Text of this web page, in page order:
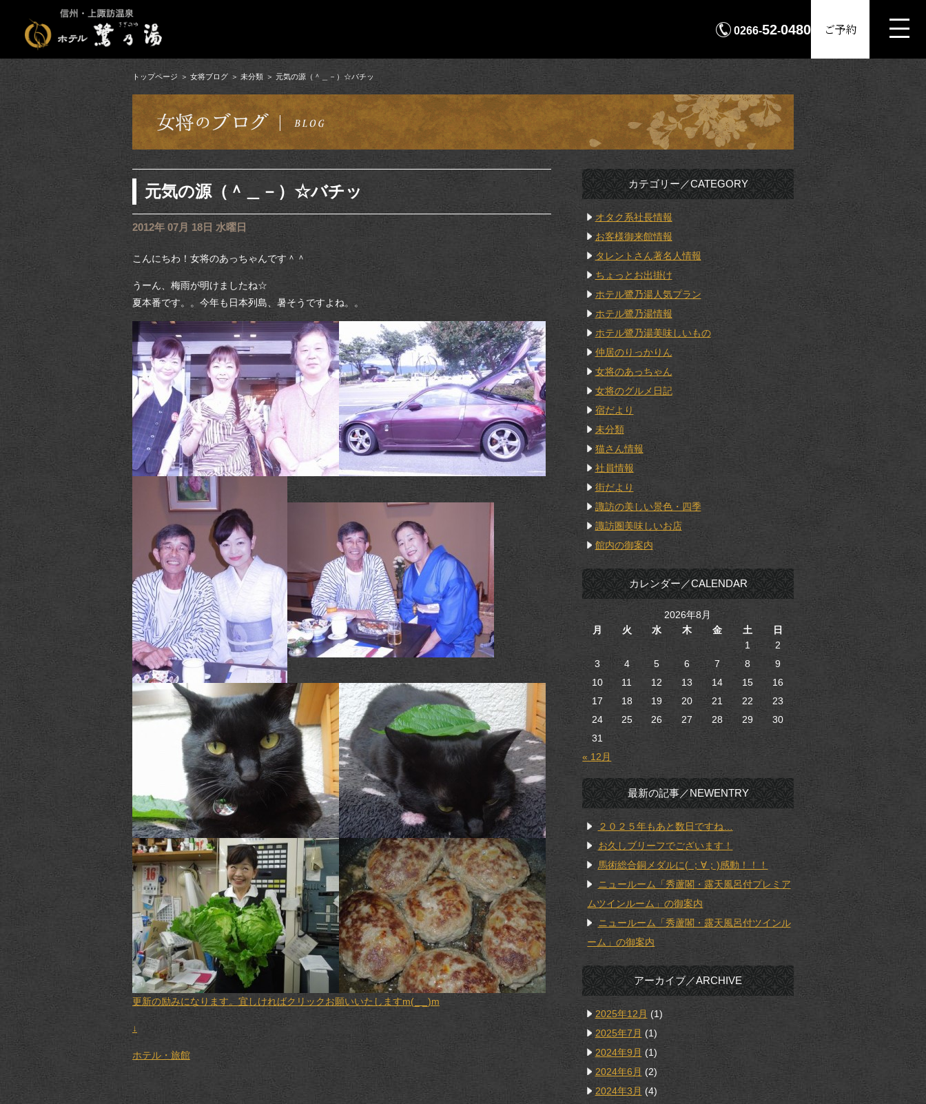
0266-52-0480 ご予約
トップページ 女将ブログ 未分類 元気の源（＾＿－）☆バチッ
元気の源（＾＿－）☆バチッ
2012年 07月 18日 水曜日
こんにちわ！女将のあっちゃんです＾＾
うーん、梅雨が明けましたね☆
夏本番です。。今年も日本列島、暑そうですよね。。
更新の励みになります。宜しければクリックお願いいたしますm(_ _)m
↓
ホテル・旅館
カテゴリー／CATEGORY
オタク系社長情報
お客様御来館情報
タレントさん著名人情報
ちょっとお出掛け
ホテル鷺乃湯人気プラン
ホテル鷺乃湯情報
ホテル鷺乃湯美味しいもの
仲居のりっかりん
女将のあっちゃん
女将のグルメ日記
宿だより
未分類
猫さん情報
社員情報
街だより
諏訪の美しい景色・四季
諏訪圏美味しいお店
館内の御案内
カレンダー／CALENDAR
2026年8月
月
火 水 木 金 土
日
1
2
3
4 5 6 7 8
9
10
11 12 13 14 15
16
17
18 19 20 21 22
23
24
25 26 27 28 29
30
31
« 12月
最新の記事／NEWENTRY
２０２５年もあと数日ですね…
お久しブリーフでございます！
馬術総合銅メダルに( ；∀；)感動！！！
ニュールーム「秀蘆閣・露天風呂付プレミア
ムツインルーム」の御案内
ニュールーム「秀蘆閣・露天風呂付ツインル
ーム」の御案内
アーカイブ／ARCHIVE
2025年12月 (1)
2025年7月 (1)
2024年9月 (1)
2024年6月 (2)
2024年3月 (4)